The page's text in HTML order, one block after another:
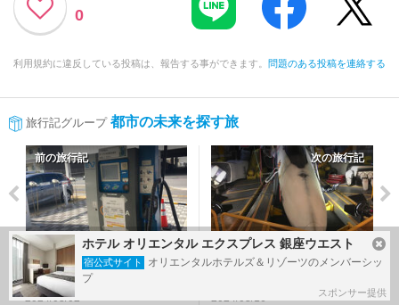
0
利用規約に違反している投稿は、報告する事ができます。 問題のある投稿を連絡する
旅行記グループ 都市の未来を探す旅
前の旅行記
【都市の未来を探す旅】
(5) 浦和美園
2024/03/02～
次の旅行記
【都市の未来を探す旅】
2024/03/16～
ホテル オリエンタル エクスプレス 銀座ウエスト
宿公式サイト
オリエンタルホテルズ＆リゾーツのメンバーシッ
プ
スポンサー提供